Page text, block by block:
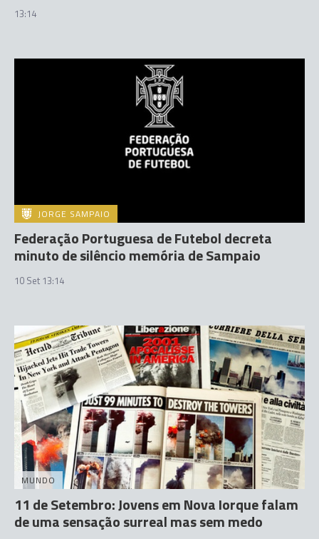
13:14
JORGE SAMPAIO
Federação Portuguesa de Futebol decreta
minuto de silêncio memória de Sampaio
10 Set 13:14
MUNDO
11 de Setembro: Jovens em Nova Iorque falam
de uma sensação surreal mas sem medo